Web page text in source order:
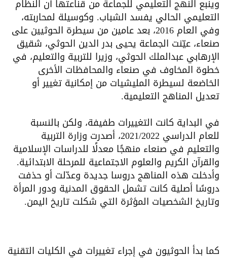
وينبع النهج التعليمي للجماعة من قناعتها أن النظام
التعليمي الحالي يفسد الشباب. وكوسيلة لمحاربته،
وفي العام 2016، بعد عامين من سيطرة الحوثيين على
صنعاء، عيّنت الجماعة يحيى بدر الدين الحوثي، شقيق
الإرهابي عبدالملك الحوثي، وزيرا للتربية والتعليم، في
خطوة المخاوف في صنعاء والمحافظات الأخرى
الخاضعة لسيطرة المليشيات من إمكانية تغيير أو
تعديل المناهج التعليمية.
في البداية كانت التغييرات طفيفة، ولكن بالنسبة
للعام الدراسي 2021/2022، أصدرت وزارة التربية
والتعليم في صنعاء منهجًا معدلًا للدراسات الإسلامية
والقرآن الكريم والعلوم الاجتماعية للمرحلة الابتدائية.
وأدخلت هذه المناهج دروسا جديدة وعدّلت أو حذفت
دروسًا أصلية كانت تشمل الحقوق المدنية ودور المرأة
وتاريخ الشخصيات المؤثرة التي شكلت تاريخ اليمن.
كما بدأ الحوثيون في إجراء تغييرات في الكليات التقنية